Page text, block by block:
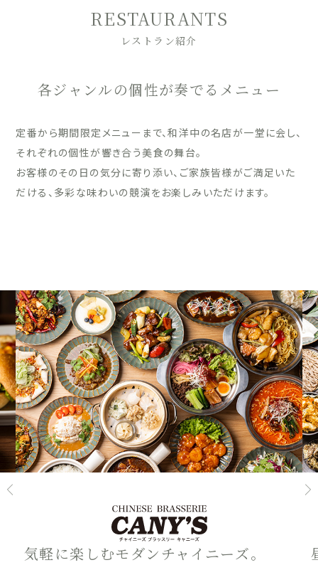
RESTAURANTS
レストラン紹介
各ジャンルの個性が奏でるメニュー
定番から期間限定メニューまで、和洋中の名店が一堂に会し、
それぞれの個性が響き合う美食の舞台。
お客様のその日の気分に寄り添い、ご家族皆様がご満足いた
だける、多彩な味わいの競演をお楽しみいただけます。
気軽に楽しむモダンチャイニーズ。